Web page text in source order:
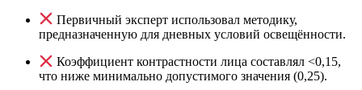
Первичный эксперт использовал методику,
предназначенную для дневных условий освещённости.
Коэффициент контрастности лица составлял <0,15,
что ниже минимально допустимого значения (0,25).